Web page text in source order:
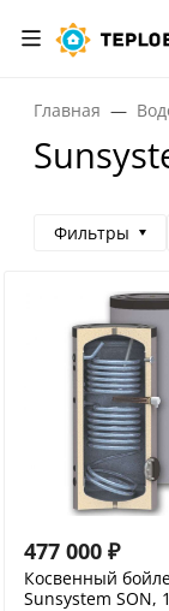
Главная
Фильтры
477 000 ₽
Косвенный
Sunsystem SON,